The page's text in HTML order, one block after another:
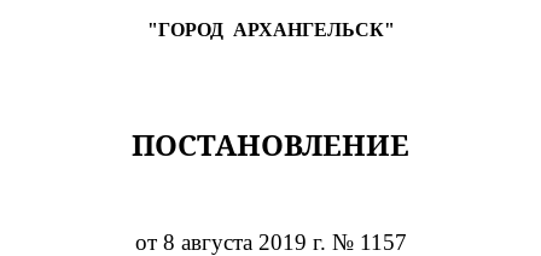
"ГОРОД АРХАНГЕЛЬСК"
ПОСТАНОВЛЕНИЕ
от 8 августа 2019 г. № 1157